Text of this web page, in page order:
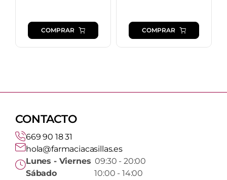
COMPRAR COMPRAR
CONTACTO
669 90 18 31
hola@farmaciacasillas.es
Lunes - Viernes 09:30 - 20:00
Sábado10:00 - 14:00